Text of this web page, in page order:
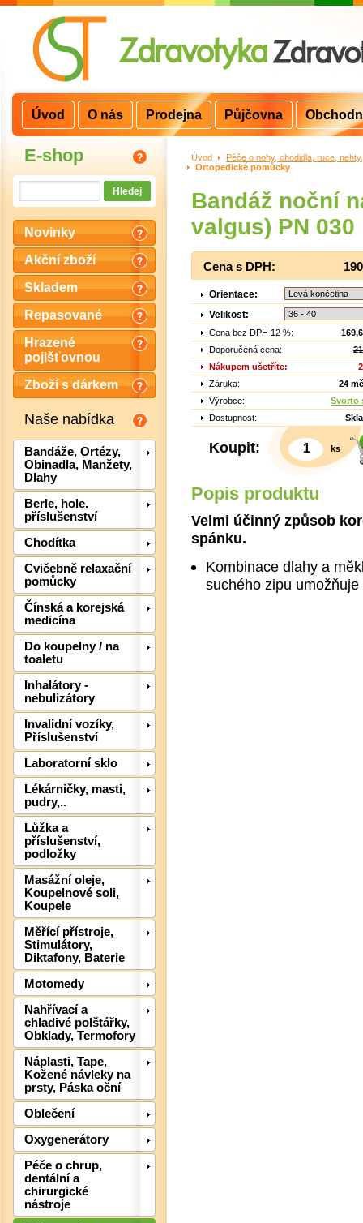
E-shop
Novinky
Akční zboží
Skladem
Repasované
Hrazené
pojišťovnou
Zboží s dárkem
Naše nabídka
Bandáže, Ortézy,
Obinadla, Manžety,
Dlahy
Berle, hole.
příslušenství
Chodítka
Cvičebně relaxační
pomůcky
Čínská a korejská
medicína
Do koupelny / na
toaletu
Inhalátory -
nebulizátory
Invalidní vozíky,
Příslušenství
Laboratorní sklo
Lékárničky, masti,
pudry,..
Lůžka a
příslušenství,
podložky
Masážní oleje,
Koupelnové soli,
Koupele
Měřící přístroje,
Stimulátory,
Diktafony, Baterie
Motomedy
Nahřívací a
chladivé polštářky,
Obklady, Termofory
Náplasti, Tape,
Kožené návleky na
prsty, Páska oční
Oblečení
Oxygenerátory
Péče o chrup,
dentální a
chirurgické
nástroje
Úvod >
Péče o nohy, chodidla, ruce,
Ortopedické pomůcky
Bandáž noční
valgus) PN 030
Cena s DPH:
Orientace:
Velikost:
Cena bez DPH 12 %:
Doporučená cena:
Nákupem ušetříte:
Záruka:
24
Výrobce:
Svorto
Dostupnost:
Koupit: ks
Popis produktu
Velmi účinný způsob
spánku.
Kombinace dlahy a
suchého zipu
Úvod O nás Prodejna Půjčovna